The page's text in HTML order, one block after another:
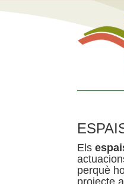
Els
perquè
projecte